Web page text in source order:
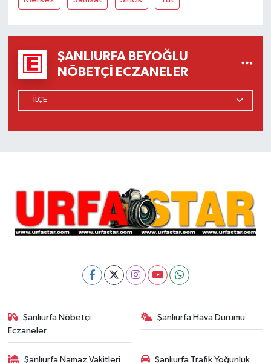
ŞANLIURFA BEYOĞLU
NÖBETÇI ECZANELER
Şanlıurfa Nöbetçi
Eczaneler
Şanlıurfa Hava Durumu
Şanlıurfa Namaz Vakitleri Şanlıurfa Trafik Yoğunluk